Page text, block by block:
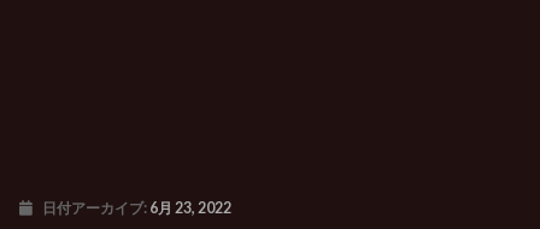
日付アーカイブ: 6月 23, 2022